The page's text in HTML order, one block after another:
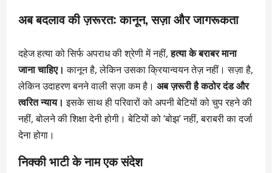
अब बदलाव की ज़रूरत: कानून, सज़ा और जागरूकता
दहेज हत्या को सिर्फ अपराध की श्रेणी में नहीं,हत्या के बराबर माना
जाना चाहिए। कानून है, लेकिन उसका क्रियान्वयन तेज़ नहीं। सज़ा है,
लेकिन उदाहरण बनने वाली सज़ा कम है। अब ज़रूरी है कठोर दंड और
त्वरित न्याय। इसके साथ ही परिवारों को अपनी बेटियों को चुप रहने की
नहीं, बोलने की शिक्षा देनी होगी। बेटियों को ‘बोझ’ नहीं, बराबरी का दर्जा
देना होगा।
निक्की भाटी के नाम एक संदेश